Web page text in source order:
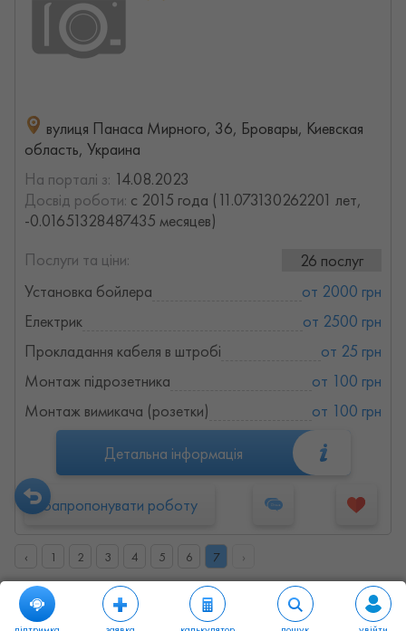
вулиця Панаса Мирного, 36, Бровары, Киевская
область, Украина
На порталі з: 14.08.2023
Досвід роботи: с 2015 года (11.073130262201 лет,
-0.01651328487435 месяцев)
Послуги та ціни:
26 послуг
Установка бойлера
от 2000 грн
Електрик
от 2500 грн
Прокладання кабеля в штробі
от 25 грн
Монтаж підрозетника
от 100 грн
Монтаж вимикача (розетки)
от 100 грн
Детальна інформація
Запропонувати роботу
‹ 1 2 3 4 5 6 7 ›